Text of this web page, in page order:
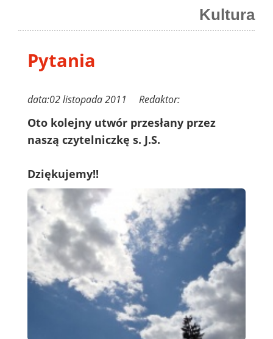
Kultura
Pytania
data:02 listopada 2011 Redaktor:
Oto kolejny utwór przesłany przez
naszą czytelniczkę s. J.S.
Dziękujemy!!